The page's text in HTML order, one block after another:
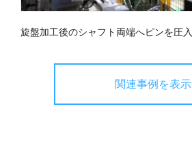
旋盤加工後のシャフト両端へピンを圧入
関連事例を表示